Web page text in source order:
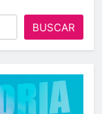
BUSCAR